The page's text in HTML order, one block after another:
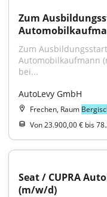
Zum
Zum
Automobilkaufmann
bei...
AutoLevy GmbH
Frechen, Raum
Von 23.900,00 € bis
Seat / CUPRA
(m/w/d)